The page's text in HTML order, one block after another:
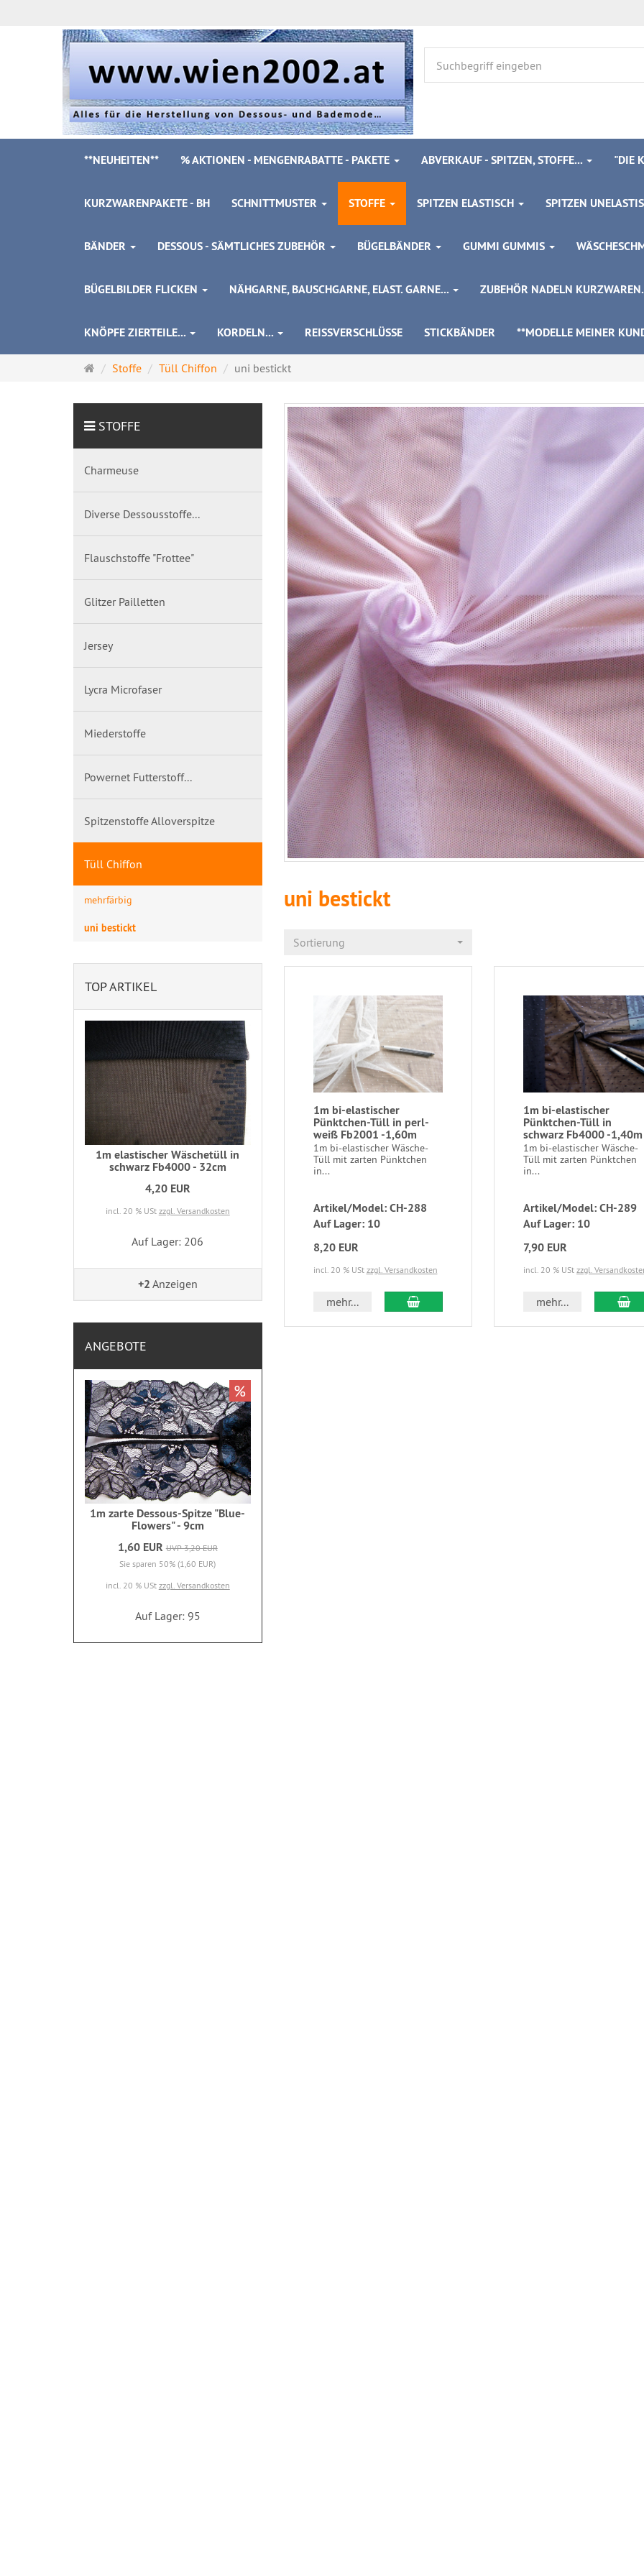
**NEUHEITEN** % AKTIONEN - MENGENRABATTE - PAKETE ABVERKAUF - SPITZEN, STOFFE... "DIE
KURZWARENPAKETE - BH SCHNITTMUSTER STOFFE SPITZEN ELASTISCH SPITZEN
BÄNDER DESSOUS - SÄMTLICHES ZUBEHÖR BÜGELBÄNDER GUMMI GUMMIS
BÜGELBILDER FLICKEN NÄHGARNE, BAUSCHGARNE, ELAST. GARNE... ZUBEHÖR NADELN
KNÖPFE ZIERTEILE... KORDELN... REISSVERSCHLÜSSE STICKBÄNDER **MODELLE MEINER
Startseite
Stoffe Tüll Chiffon uni bestickt
uni bestickt
Sortierung
1m bi-elastischer
Pünktchen-Tüll in perl-
weiß Fb2001 -1,60m
1m bi-elastischer Wäsche-
Tüll mit zarten Pünktchen
in...
Artikel/Model: CH-288
Auf Lager: 10
8,20 EUR
incl. 20 % USt zzgl. Versandkosten
mehr...
1m bi-elastischer
Pünktchen-Tüll in
schwarz Fb4000 -1,40m
1m bi-elastischer Wäsche-
Tüll mit zarten Pünktchen
in...
Artikel/Model: CH-289
Auf Lager: 10
7,90 EUR
incl. 20 % USt zzgl.
mehr...
STOFFE
Charmeuse
Diverse Dessousstoffe...
Flauschstoffe "Frottee"
Glitzer Pailletten
Jersey
Lycra Microfaser
Miederstoffe
Powernet Futterstoff...
Spitzenstoffe Alloverspitze
Tüll Chiffon
mehrfärbig
uni bestickt
TOP ARTIKEL
1m elastischer Wäschetüll in
schwarz Fb4000 - 32cm
4,20 EUR
incl. 20 % USt zzgl. Versandkosten
Auf Lager: 206
+2 Anzeigen
ANGEBOTE
1m zarte Dessous-Spitze "Blue-
Flowers" - 9cm
1,60 EUR UVP 3,20 EUR
Sie sparen 50% (1,60 EUR)
incl. 20 % USt zzgl. Versandkosten
Auf Lager: 95
%